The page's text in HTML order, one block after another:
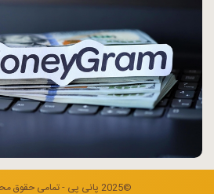
©2025 پانی پی - تمامی حقوق محفوظ می باشد.